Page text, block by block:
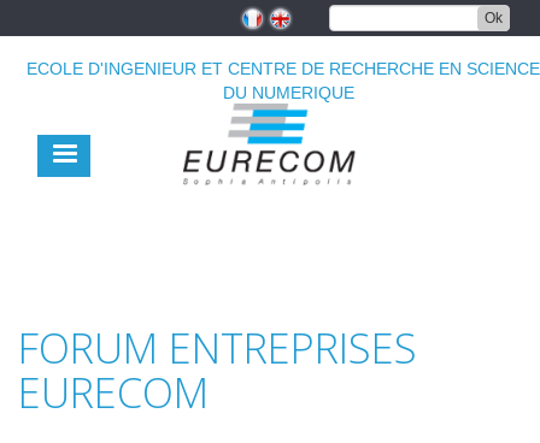
principal
Ok
ECOLE D'INGENIEUR ET CENTRE DE RECHERCHE EN
DU NUMERIQUE
FORUM ENTREPRISES
EURECOM